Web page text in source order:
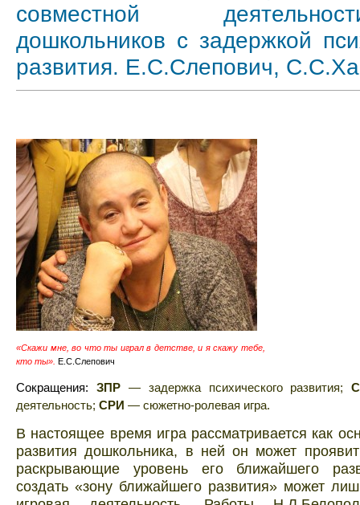
совместной
дошкольников с задержкой
развития. Е.С.Слепович,
«Скажи мне, во что ты играл в детстве, и я скажу тебе,
кто ты». Е.С.Слепович
Сокращения: ЗПР— задержка психического развития;
деятельность; СРИ — сюжетно-ролевая игра.
В настоящее время игра рассматривается как
развития дошкольника, в ней он может
раскрывающие уровень его ближайшего
создать «зону ближайшего развития» может